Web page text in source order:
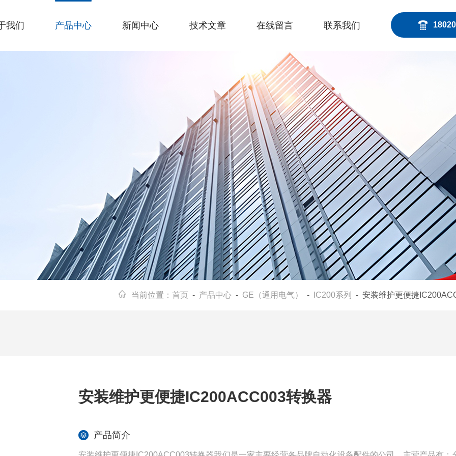
我们 产品中心 新闻中心 技术文章 在线留言 联系我们
当前位置： 首页 - 产品中心 - GE（通用电气） - IC200系列 - 安装维护更便捷
安装维护更便捷IC200ACC003转换器
产品简介